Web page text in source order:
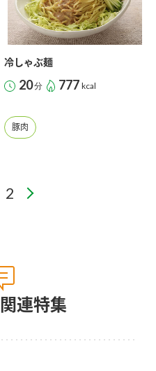
冷しゃぶ麺
20分 777 kcal
豚肉
連特集